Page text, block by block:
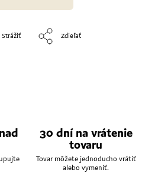
Strážiť Zdieľať
30 dní na vrátenie
tovaru
Tovar môžete jednoducho vrátiť
alebo vymeniť.